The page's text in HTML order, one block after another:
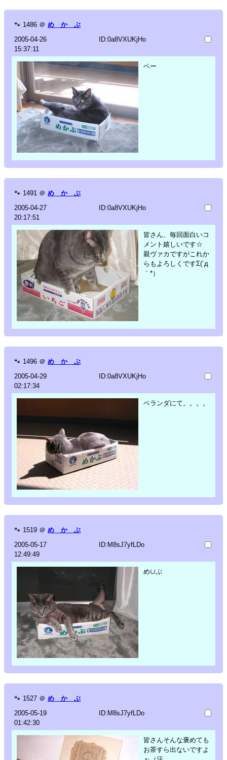
🐾 1486 ＠ め か ぶ
2005-04-26
15:37:11
ID:0a8VXUKjHo
ベー
🐾 1491 ＠ め か ぶ
2005-04-27
20:17:51
ID:0a8VXUKjHo
皆さん、毎回面白いコ
メント嬉しいです☆
親ヴァカですがこれか
らもよろしくですΣ(´д
｀*）
🐾 1496 ＠ め か ぶ
2005-04-29
02:17:34
ID:0a8VXUKjHo
ベランダにて。。。。
🐾 1519 ＠ め か ぶ
2005-05-17
12:49:49
ID:M8sJ7yfLDo
め∪ぶ
🐾 1527 ＠ め か ぶ
2005-05-19
01:42:30
ID:M8sJ7yfLDo
皆さんそんな褒めても
お茶すら出ないですよ